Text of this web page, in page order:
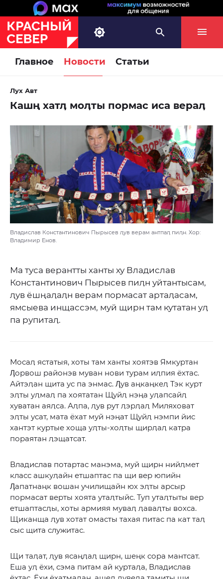
Главное Новости Статьи
Лух Авт
Кашң хатӆ моӆты пормас иса вераӆ
Владислав Константинович Пырысев ӆув верам антпаӆ пиӆн. Хор:
Владимир Енов.
Ма туса верантты ханты ху Владислав
Константинович Пырысев пиӆн уйтантысам,
ӆув ёшңаӆаӆн верам пормасат артаӆасам,
ямсыева инщассэм, муй щирн там кутатан уӆ
па рупитаӆ.
Мосаӆ ястатыя, хоты там ханты хоятэв Ямкуртан
Ӆорвош районэв муван нови турам иӆпия ёхтас.
Айтэӆан щита ус па энмас. Ӆув аңкаңкеӆ Тэк курт
эӆты уӆмаӆ па хоятатан Щуйӆ нэңа уӆапсайӆ
хуватан аяӆса. Аӆпа, ӆув рут ӆэрӆаӆ Миляховат
эӆты усат, мата ёхат муй нэңат Щуйӆ нэмпи йис
хантэт куртые хоща уӆты-хоӆты щирӆаӆ катра
пораятан ӆэщатсат.
Владислав потартас манэма, муй щирн нийӆмет
класс ашкуӆайн етшаптас па щи вер юпийн
Ӆапатнаңк вошан училищайн юх эӆты арсыр
пормасат верты хоята утаӆтыйс. Туп утаӆтыты вер
етшаптасӆы, хоты армияя муваӆ ӆаваӆты вохса.
Щиканща ӆув хотат омасты тахая питас па кат таӆ
сыс щита служитас.
Щи таӆат, ӆув ясаңӆаӆ щирн, шеңк сора мантсат.
Еша уӆ ёхи, сэма питам ай куртаӆа, Владислав